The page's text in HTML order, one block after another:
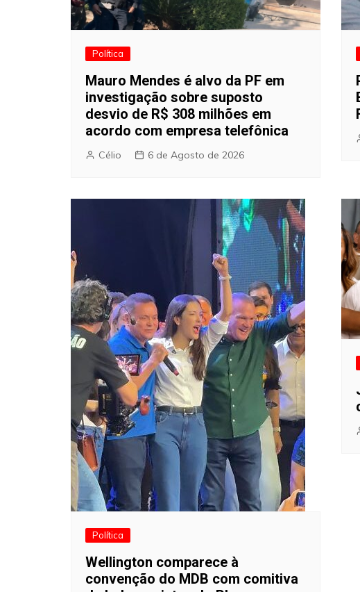
Política
Mauro Mendes é alvo da PF em
investigação sobre suposto
desvio de R$ 308 milhões em
acordo com empresa telefônica
Célio 6 de Agosto de 2026
Política
Wellington comparece à
convenção do MDB com comitiva